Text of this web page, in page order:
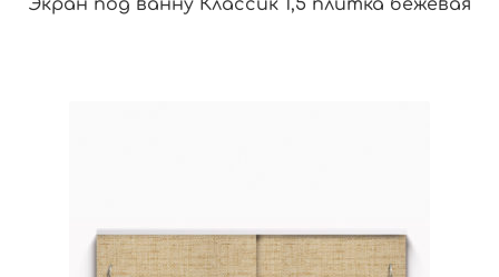
Экран под ванну Классик 1,5 плитка бежевая